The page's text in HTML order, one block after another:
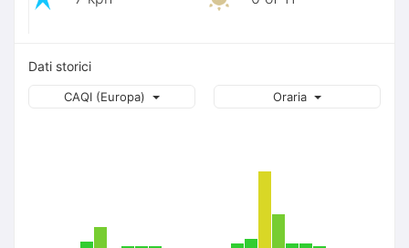
Dati storici
Oraria
CAQI (Europa)